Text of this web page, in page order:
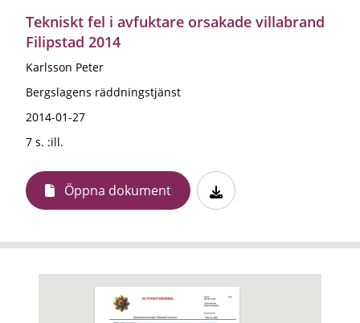
Tekniskt fel i avfuktare orsakade villabrand
Filipstad 2014
Karlsson Peter
Bergslagens räddningstjänst
2014-01-27
7 s. :ill.
Öppna dokument